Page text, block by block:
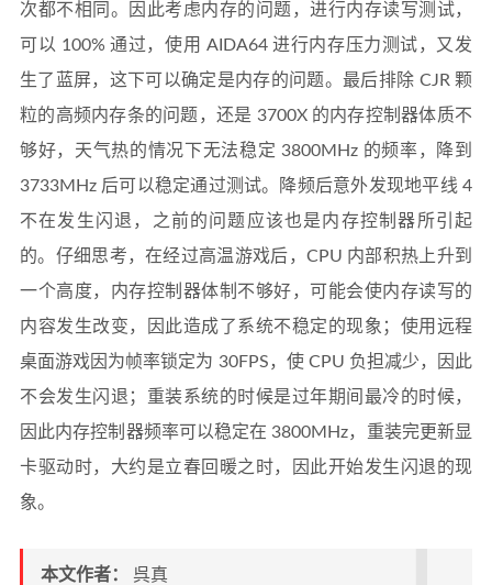
次都不相同。因此考虑内存的问题，进行内存读写测试，
可以 100% 通过，使用 AIDA64 进行内存压力测试，又发
生了蓝屏，这下可以确定是内存的问题。最后排除 CJR 颗
粒的高频内存条的问题，还是 3700X 的内存控制器体质不
够好，天气热的情况下无法稳定 3800MHz 的频率，降到
3733MHz 后可以稳定通过测试。降频后意外发现地平线 4
不在发生闪退，之前的问题应该也是内存控制器所引起
的。仔细思考，在经过高温游戏后，CPU 内部积热上升到
一个高度，内存控制器体制不够好，可能会使内存读写的
内容发生改变，因此造成了系统不稳定的现象；使用远程
桌面游戏因为帧率锁定为 30FPS，使 CPU 负担减少，因此
不会发生闪退；重装系统的时候是过年期间最冷的时候，
因此内存控制器频率可以稳定在 3800MHz，重装完更新显
卡驱动时，大约是立春回暖之时，因此开始发生闪退的现
象。
本文作者： 呉真